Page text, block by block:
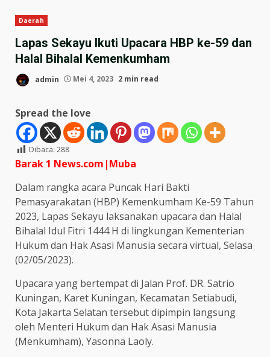
Daerah
Lapas Sekayu Ikuti Upacara HBP ke-59 dan
Halal Bihalal Kemenkumham
admin Mei 4, 2023 2 min read
Spread the love
Dibaca: 288
Barak 1 News.com|Muba
Dalam rangka acara Puncak Hari Bakti
Pemasyarakatan (HBP) Kemenkumham Ke-59 Tahun
2023, Lapas Sekayu laksanakan upacara dan Halal
Bihalal Idul Fitri 1444 H di lingkungan Kementerian
Hukum dan Hak Asasi Manusia secara virtual, Selasa
(02/05/2023).
Upacara yang bertempat di Jalan Prof. DR. Satrio
Kuningan, Karet Kuningan, Kecamatan Setiabudi,
Kota Jakarta Selatan tersebut dipimpin langsung
oleh Menteri Hukum dan Hak Asasi Manusia
(Menkumham), Yasonna Laoly.